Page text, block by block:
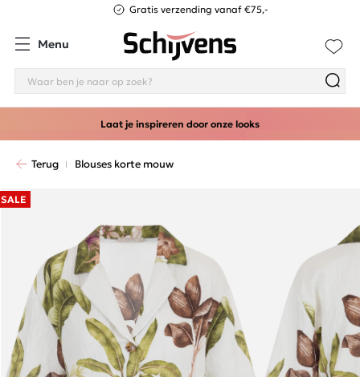
Gratis verzending vanaf €75,-
Menu
Laat je inspireren door onze looks
Terug Blouses korte mouw
SALE